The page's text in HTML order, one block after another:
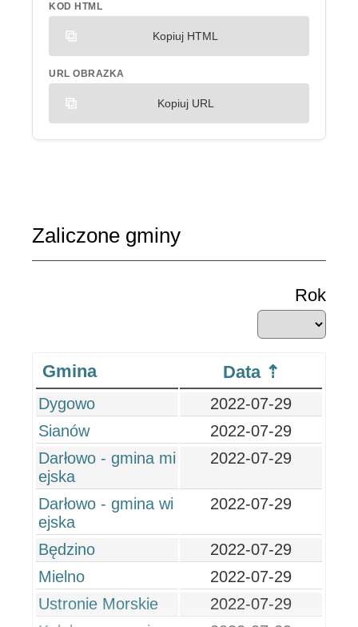
KOD HTML
Kopiuj HTML
URL OBRAZKA
Kopiuj URL
Zaliczone gminy
Rok
Gmina Data
Dygowo
2022-07-29
Sianów
2022-07-29
Darłowo - gmina mi
ejska
2022-07-29
Darłowo - gmina wi
ejska
2022-07-29
Będzino
2022-07-29
Mielno
2022-07-29
Ustronie Morskie
2022-07-29